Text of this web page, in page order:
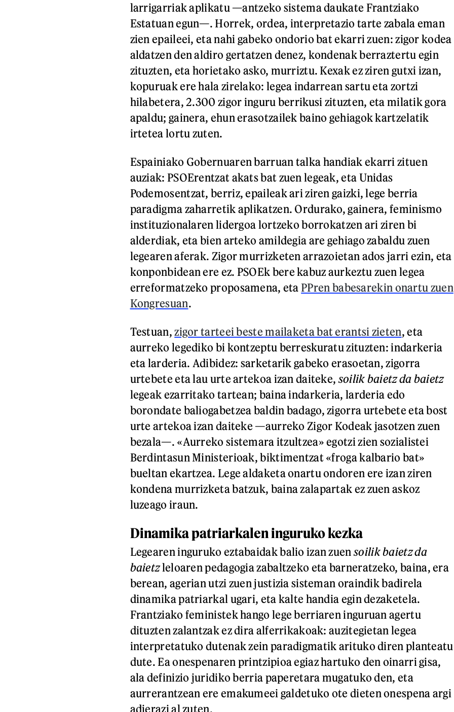
larrigarriak aplikatu —antzeko sistema daukate Frantziako
Estatuan egun—. Horrek, ordea, interpretazio tarte zabala eman
zien epaileei, eta nahi gabeko ondorio bat ekarri zuen: zigor kodea
aldatzen den aldiro gertatzen denez, kondenak berraztertu egin
zituzten, eta horietako asko, murriztu. Kexak ez ziren gutxi izan,
kopuruak ere hala zirelako: legea indarrean sartu eta zortzi
hilabetera, 2.300 zigor inguru berrikusi zituzten, eta milatik gora
apaldu; gainera, ehun erasotzailek baino gehiagok kartzelatik
irtetea lortu zuten.
Espainiako Gobernuaren barruan talka handiak ekarri zituen
auziak: PSOErentzat akats bat zuen legeak, eta Unidas
Podemosentzat, berriz, epaileak ari ziren gaizki, lege berria
paradigma zaharretik aplikatzen. Ordurako, gainera, feminismo
instituzionalaren lidergoa lortzeko borrokatzen ari ziren bi
alderdiak, eta bien arteko amildegia are gehiago zabaldu zuen
legearen aferak. Zigor murrizketen arrazoietan ados jarri ezin, eta
konponbidean ere ez. PSOEk bere kabuz aurkeztu zuen legea
erreformatzeko proposamena, etaPPren babesarekin onartu zuen
Kongresuan.
Testuan,zigor tarteei beste mailaketa bat erantsi zieten, eta
aurreko legediko bi kontzeptu berreskuratu zituzten: indarkeria
eta larderia. Adibidez: sarketarik gabeko erasoetan, zigorra
urtebete eta lau urte artekoa izan daiteke, soilik baietz da baietz
legeak ezarritako tartean; baina indarkeria, larderia edo
borondate baliogabetzea baldin badago, zigorra urtebete eta bost
urte artekoa izan daiteke —aurreko Zigor Kodeak jasotzen zuen
bezala—. «Aurreko sistemara itzultzea» egotzi zien sozialistei
Berdintasun Ministerioak, biktimentzat «froga kalbario bat»
bueltan ekartzea. Lege aldaketa onartu ondoren ere izan ziren
kondena murrizketa batzuk, baina zalapartak ez zuen askoz
luzeago iraun.
Dinamika patriarkalen inguruko kezka
Legearen inguruko eztabaidak balio izan zuen soilik baietz da
baietzleloaren pedagogia zabaltzeko eta barneratzeko, baina, era
berean, agerian utzi zuen justizia sisteman oraindik badirela
dinamika patriarkal ugari, eta kalte handia egin dezaketela.
Frantziako feministek hango lege berriaren inguruan agertu
dituzten zalantzak ez dira alferrikakoak: auzitegietan legea
interpretatuko dutenak zein paradigmatik arituko diren planteatu
dute. Ea onespenaren printzipioa egiaz hartuko den oinarri gisa,
ala definizio juridiko berria paperetara mugatuko den, eta
aurrerantzean ere emakumeei galdetuko ote dieten onespena argi
adierazi al zuten.